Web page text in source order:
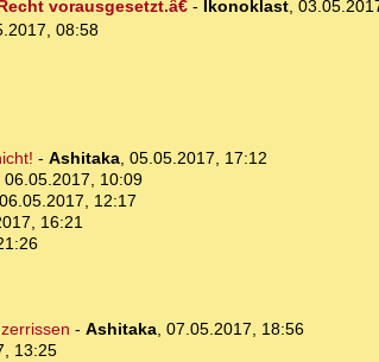
vorausgesetzt.â€- Ikonoklast,
08:58
- Ashitaka, 05.05.2017, 17:12
06.05.2017, 10:09
06.05.2017, 12:17
16:21
- Ashitaka, 07.05.2017, 18:56
13:25